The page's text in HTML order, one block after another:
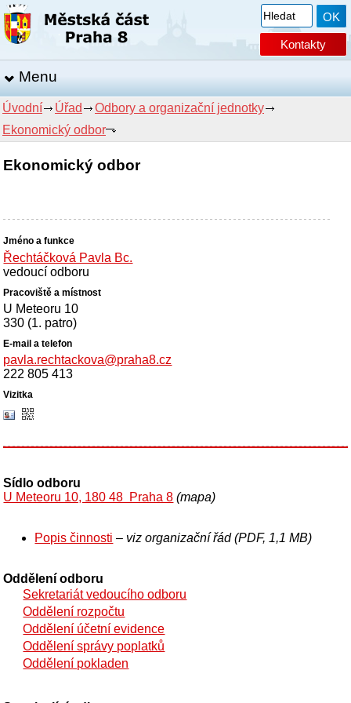
Kontakty
Menu
Úvodní Úřad
Odbory a organizační jednotky
Ekonomický odbor
Ekonomický odbor
Řechtáčková Pavla Bc.
vedoucí odboru
U Meteoru 10
330 (1. patro)
pavla.rechtackova@praha8.cz
222 805 413
Sídlo odboru
U Meteoru 10, 180 48 Praha 8 (mapa)
Popis činnosti – viz organizační řád (PDF, 1,1 MB)
Oddělení odboru
Sekretariát vedoucího odboru
Oddělení rozpočtu
Oddělení účetní evidence
Oddělení správy poplatků
Oddělení pokladen